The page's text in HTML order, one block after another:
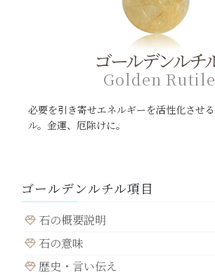
ゴールデンルチ
G o l d e n R ut i l e
必要を引き寄せエネルギーを活性化させ
ル。金運、厄除けに。
ゴールデンルチル項目
石の概要説明
石の意味
歴史・言い伝え